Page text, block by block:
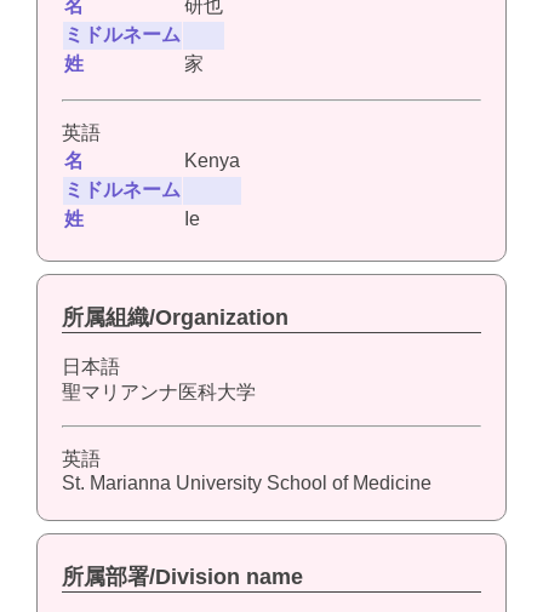
名
研也
ミドルネーム
姓
家
英語
名
Kenya
ミドルネーム
姓
Ie
所属組織/Organization
日本語
聖マリアンナ医科大学
英語
St. Marianna University School of Medicine
所属部署/Division name